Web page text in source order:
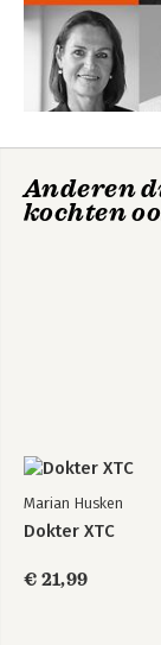
Anderen
kochten
Marian Husken
Dokter XTC
€ 21,99